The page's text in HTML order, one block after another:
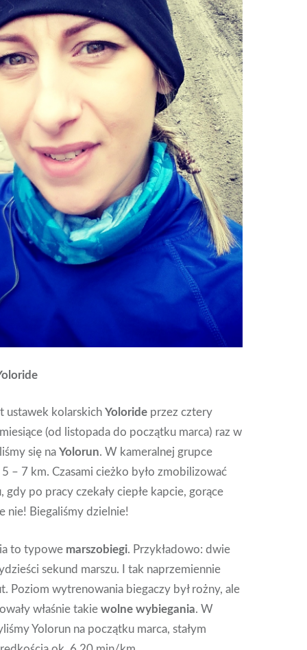
ustawek kolarskichYoloride przez cztery
(od listopada do początku marca) raz w
się naYolorun. W kameralnej grupce
– 7 km. Czasami cieżko było zmobilizować
gdy po pracy czekały ciepłe kapcie, gorące
nie! Biegaliśmy dzielnie!
to typowe marszobiegi. Przykładowo: dwie
sekund marszu. I tak naprzemiennie
Poziom wytrenowania biegaczy był rożny, ale
właśnie takiewolne wybiegania. W
Yolorun na początku marca, stałym